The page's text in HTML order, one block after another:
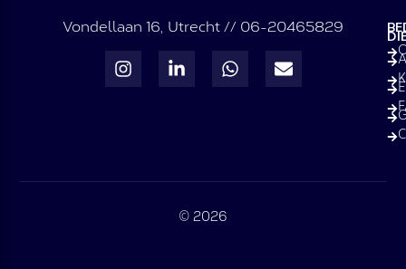
Vondellaan 16, Utrecht // 06-20465829
© 2026